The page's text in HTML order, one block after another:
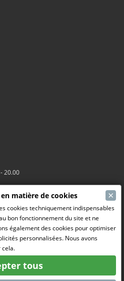
20.00
matière de cookies ×
cookies techniquement indispensables
bon fonctionnement du site et ne
également des cookies pour optimiser
personnalisées. Nous avons
cela.
tous